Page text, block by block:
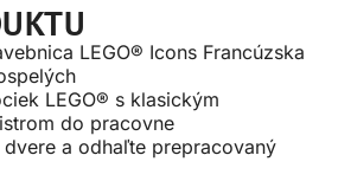
LEGO® Icons Francúzska
LEGO® s klasickým
do pracovne
a odhaľte prepracovaný